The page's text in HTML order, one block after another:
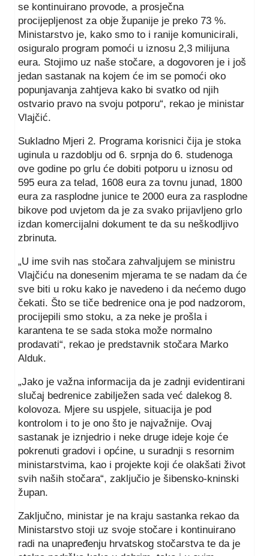
se kontinuirano provode, a prosječna
procijepljenost za obje županije je preko 73 %.
Ministarstvo je, kako smo to i ranije komunicirali,
osiguralo program pomoći u iznosu 2,3 milijuna
eura. Stojimo uz naše stočare, a dogovoren je i još
jedan sastanak na kojem će im se pomoći oko
popunjavanja zahtjeva kako bi svatko od njih
ostvario pravo na svoju potporu“, rekao je ministar
Vlajčić.
Sukladno Mjeri 2. Programa korisnici čija je stoka
uginula u razdoblju od 6. srpnja do 6. studenoga
ove godine po grlu će dobiti potporu u iznosu od
595 eura za telad, 1608 eura za tovnu junad, 1800
eura za rasplodne junice te 2000 eura za rasplodne
bikove pod uvjetom da je za svako prijavljeno grlo
izdan komercijalni dokument te da su neškodljivo
zbrinuta.
„U ime svih nas stočara zahvaljujem se ministru
Vlajčiću na donesenim mjerama te se nadam da će
sve biti u roku kako je navedeno i da nećemo dugo
čekati. Što se tiče bedrenice ona je pod nadzorom,
procijepili smo stoku, a za neke je prošla i
karantena te se sada stoka može normalno
prodavati“, rekao je predstavnik stočara Marko
Alduk.
„Jako je važna informacija da je zadnji evidentirani
slučaj bedrenice zabilježen sada već dalekog 8.
kolovoza. Mjere su uspjele, situacija je pod
kontrolom i to je ono što je najvažnije. Ovaj
sastanak je iznjedrio i neke druge ideje koje će
pokrenuti gradovi i općine, u suradnji s resornim
ministarstvima, kao i projekte koji će olakšati život
svih naših stočara“, zaključio je šibensko-kninski
župan.
Zaključno, ministar je na kraju sastanka rekao da
Ministarstvo stoji uz svoje stočare i kontinuirano
radi na unapređenju hrvatskog stočarstva te da je